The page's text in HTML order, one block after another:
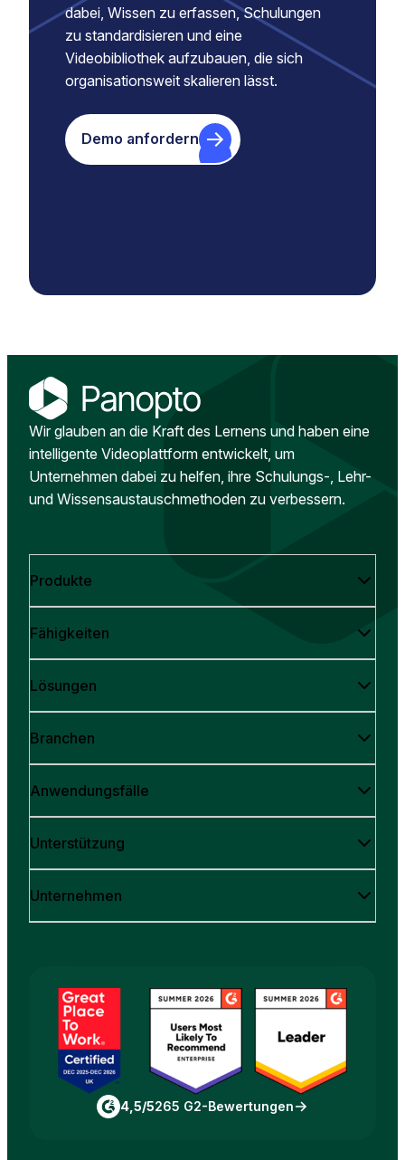
dabei, Wissen zu erfassen, Schulungen
zu standardisieren und eine
Videobibliothek aufzubauen, die sich
organisationsweit skalieren lässt.
Demo anfordern
Wir glauben an die Kraft des Lernens und haben eine
intelligente Videoplattform entwickelt, um
Unternehmen dabei zu helfen, ihre Schulungs-, Lehr-
und Wissensaustauschmethoden zu verbessern.
Produkte
Fähigkeiten
Lösungen
Branchen
Anwendungsfälle
Unterstützung
Unternehmen
4,5/5265 G2-Bewertungen